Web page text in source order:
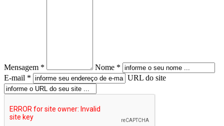
Mensagem *
Nome *
E-mail *
URL do site